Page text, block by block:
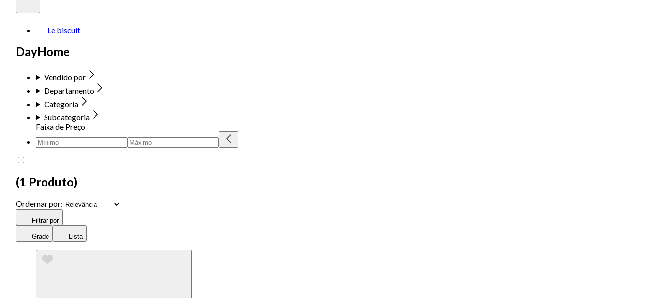
Le biscuit
DayHome
Vendido por
Departamento
Categoria
Subcategoria
Faixa de Preço
(1 Produto)
Ordernar por:
Filtrar por
Grade Lista